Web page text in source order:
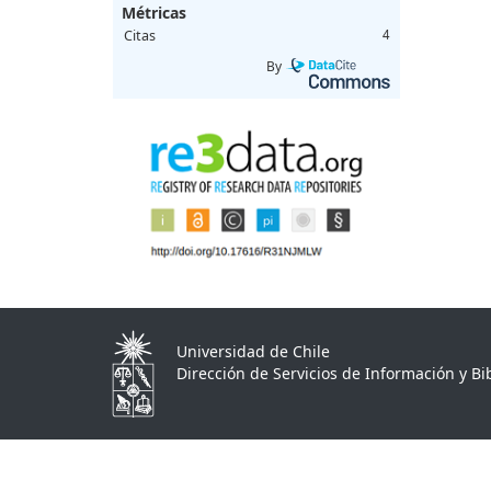
Métricas
Citas 4
By
Universidad de Chile
Dirección de Servicios de Información y